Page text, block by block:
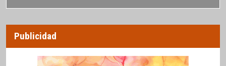
Publicidad